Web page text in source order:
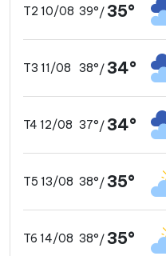
T2 10/08 39°/ 35°
T3 11/08 38°/ 34°
T4 12/08 37°/ 34°
T5 13/08 38°/ 35°
T6 14/08 38°/ 35°